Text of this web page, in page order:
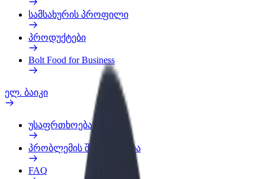
სამსახურის პროფილი
პროდუქტები
Bolt Food for Business
ელ. ბაიკი
უსაფრთხოება
პრობლემის შეტყობინება
FAQ